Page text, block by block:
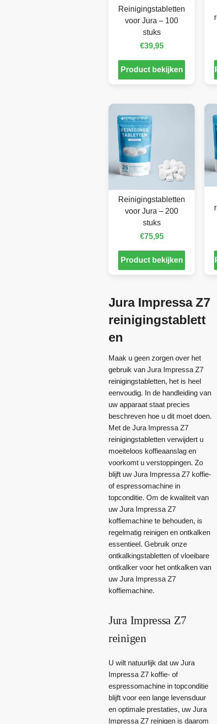
Reinigingstabletten
voor Jura – 100
stuks
€39,95
Product bekijken
Reinigingstabletten
voor Jura – 200
stuks
€75,95
Product bekijken
Jura Impressa Z7
reinigingstablett
en
Maak u geen zorgen over het
gebruik van Jura Impressa Z7
reinigingstabletten, het is heel
eenvoudig. In de handleiding van
uw apparaat staat precies
beschreven hoe u dit moet doen.
Met de Jura Impressa Z7
reinigingstabletten verwijdert u
moeiteloos koffieaanslag en
voorkomt u verstoppingen. Zo
blijft uw Jura Impressa Z7 koffie-
of espressomachine in
topconditie. Om de kwaliteit van
uw Jura Impressa Z7
koffiemachine te behouden, is
regelmatig reinigen en ontkalken
essentieel. Gebruik onze
ontkalkingstabletten of vloeibare
ontkalker voor het ontkalken van
uw Jura Impressa Z7
koffiemachine.
Jura Impressa Z7
reinigen
U wilt natuurlijk dat uw Jura
Impressa Z7 koffie- of
espressomachine in topconditie
blijft voor een lange levensduur
en optimale prestaties, uw Jura
Impressa Z7 reinigen is daarom